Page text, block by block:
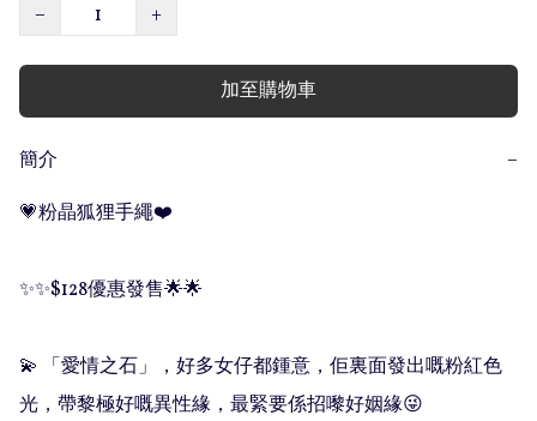
−
+
加至購物車
簡介
−
💗粉晶狐狸手繩❤️
✨✨$128優惠發售🌟🌟
💫 「愛情之石」，好多女仔都鍾意，佢裏面發出嘅粉紅色
光，帶黎極好嘅異性緣，最緊要係招嚟好姻緣😜